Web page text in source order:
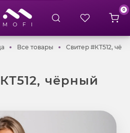
0
Женская одежда
Все товары Все товары
Свитер #КТ512,
чёрный